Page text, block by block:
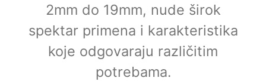
2mm do 19mm, nude širok
spektar primena i karakteristika
koje odgovaraju različitim
potrebama.